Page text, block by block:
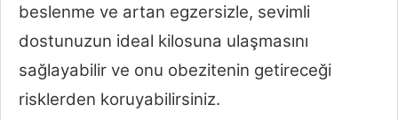
beslenme ve artan egzersizle, sevimli
dostunuzun ideal kilosuna ulaşmasını
sağlayabilir ve onu obezitenin getireceği
risklerden koruyabilirsiniz.